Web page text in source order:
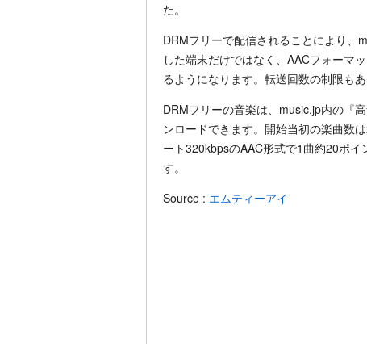
た。
DRMフリーで配信されることにより、
した端末だけではなく、AACフォーマ
るようになります。転送回数の制限もあ
DRMフリーの音楽は、music.jp内の『
ンロードできます。開始当初の楽曲数
ート320kbpsのAAC形式で1曲約20ポ
す。
Source : エムティーアイ